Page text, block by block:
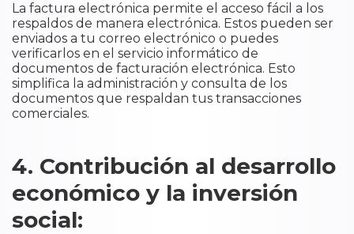
La factura electrónica permite el acceso fácil a los
respaldos de manera electrónica. Estos pueden ser
enviados a tu correo electrónico o puedes
verificarlos en el servicio informático de
documentos de facturación electrónica. Esto
simplifica la administración y consulta de los
documentos que respaldan tus transacciones
comerciales.
4. Contribución al desarrollo
económico y la inversión
social: